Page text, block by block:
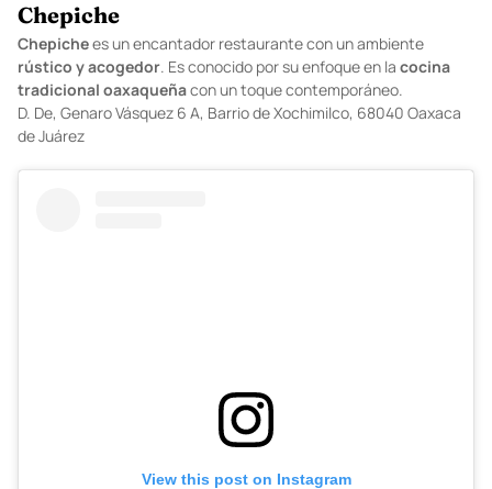
Chepiche
Chepichees un encantador restaurante con un ambiente
rústico y acogedor. Es conocido por su enfoque en la cocina
tradicional oaxaqueñacon un toque contemporáneo.
D. De, Genaro Vásquez 6 A, Barrio de Xochimilco, 68040 Oaxaca
de Juárez
View this post on Instagram